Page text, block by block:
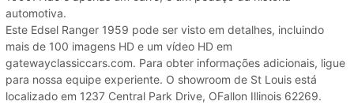
automotiva.
Este Edsel Ranger 1959 pode ser visto em detalhes, incluindo
mais de 100 imagens HD e um vídeo HD em
gatewayclassiccars.com. Para obter informações adicionais, ligue
para nossa equipe experiente. O showroom de St Louis está
localizado em 1237 Central Park Drive, OFallon Illinois 62269.